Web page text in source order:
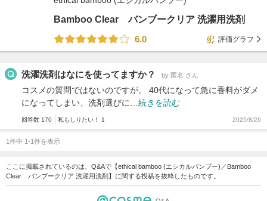
Bamboo Clear バンブークリア 洗濯用洗剤
6.0
評価グラフ
洗濯洗剤はなにを使ってますか？ by 匿名 さん
コスメの質問ではないのですが。 40代になって急に香料がダメ
になってしまい、洗剤選びに… 続きを読む
回答数 170 私もしりたい！ 1 2025/8/26
1件中 1-1件を表示
ここに掲載されているのは、Q&Aで【ethical bamboo (エシカルバンブー)／Bamboo
Clear バンブークリア 洗濯用洗剤】に関する投稿を抜粋したものです。